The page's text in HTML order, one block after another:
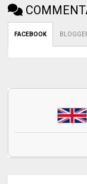
FACEBOOK